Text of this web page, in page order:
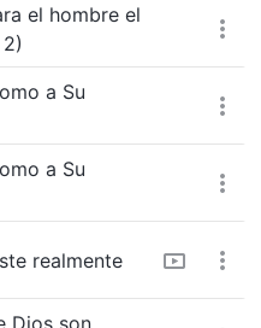
el hombre el
a Su
a Su
realmente
Dios son